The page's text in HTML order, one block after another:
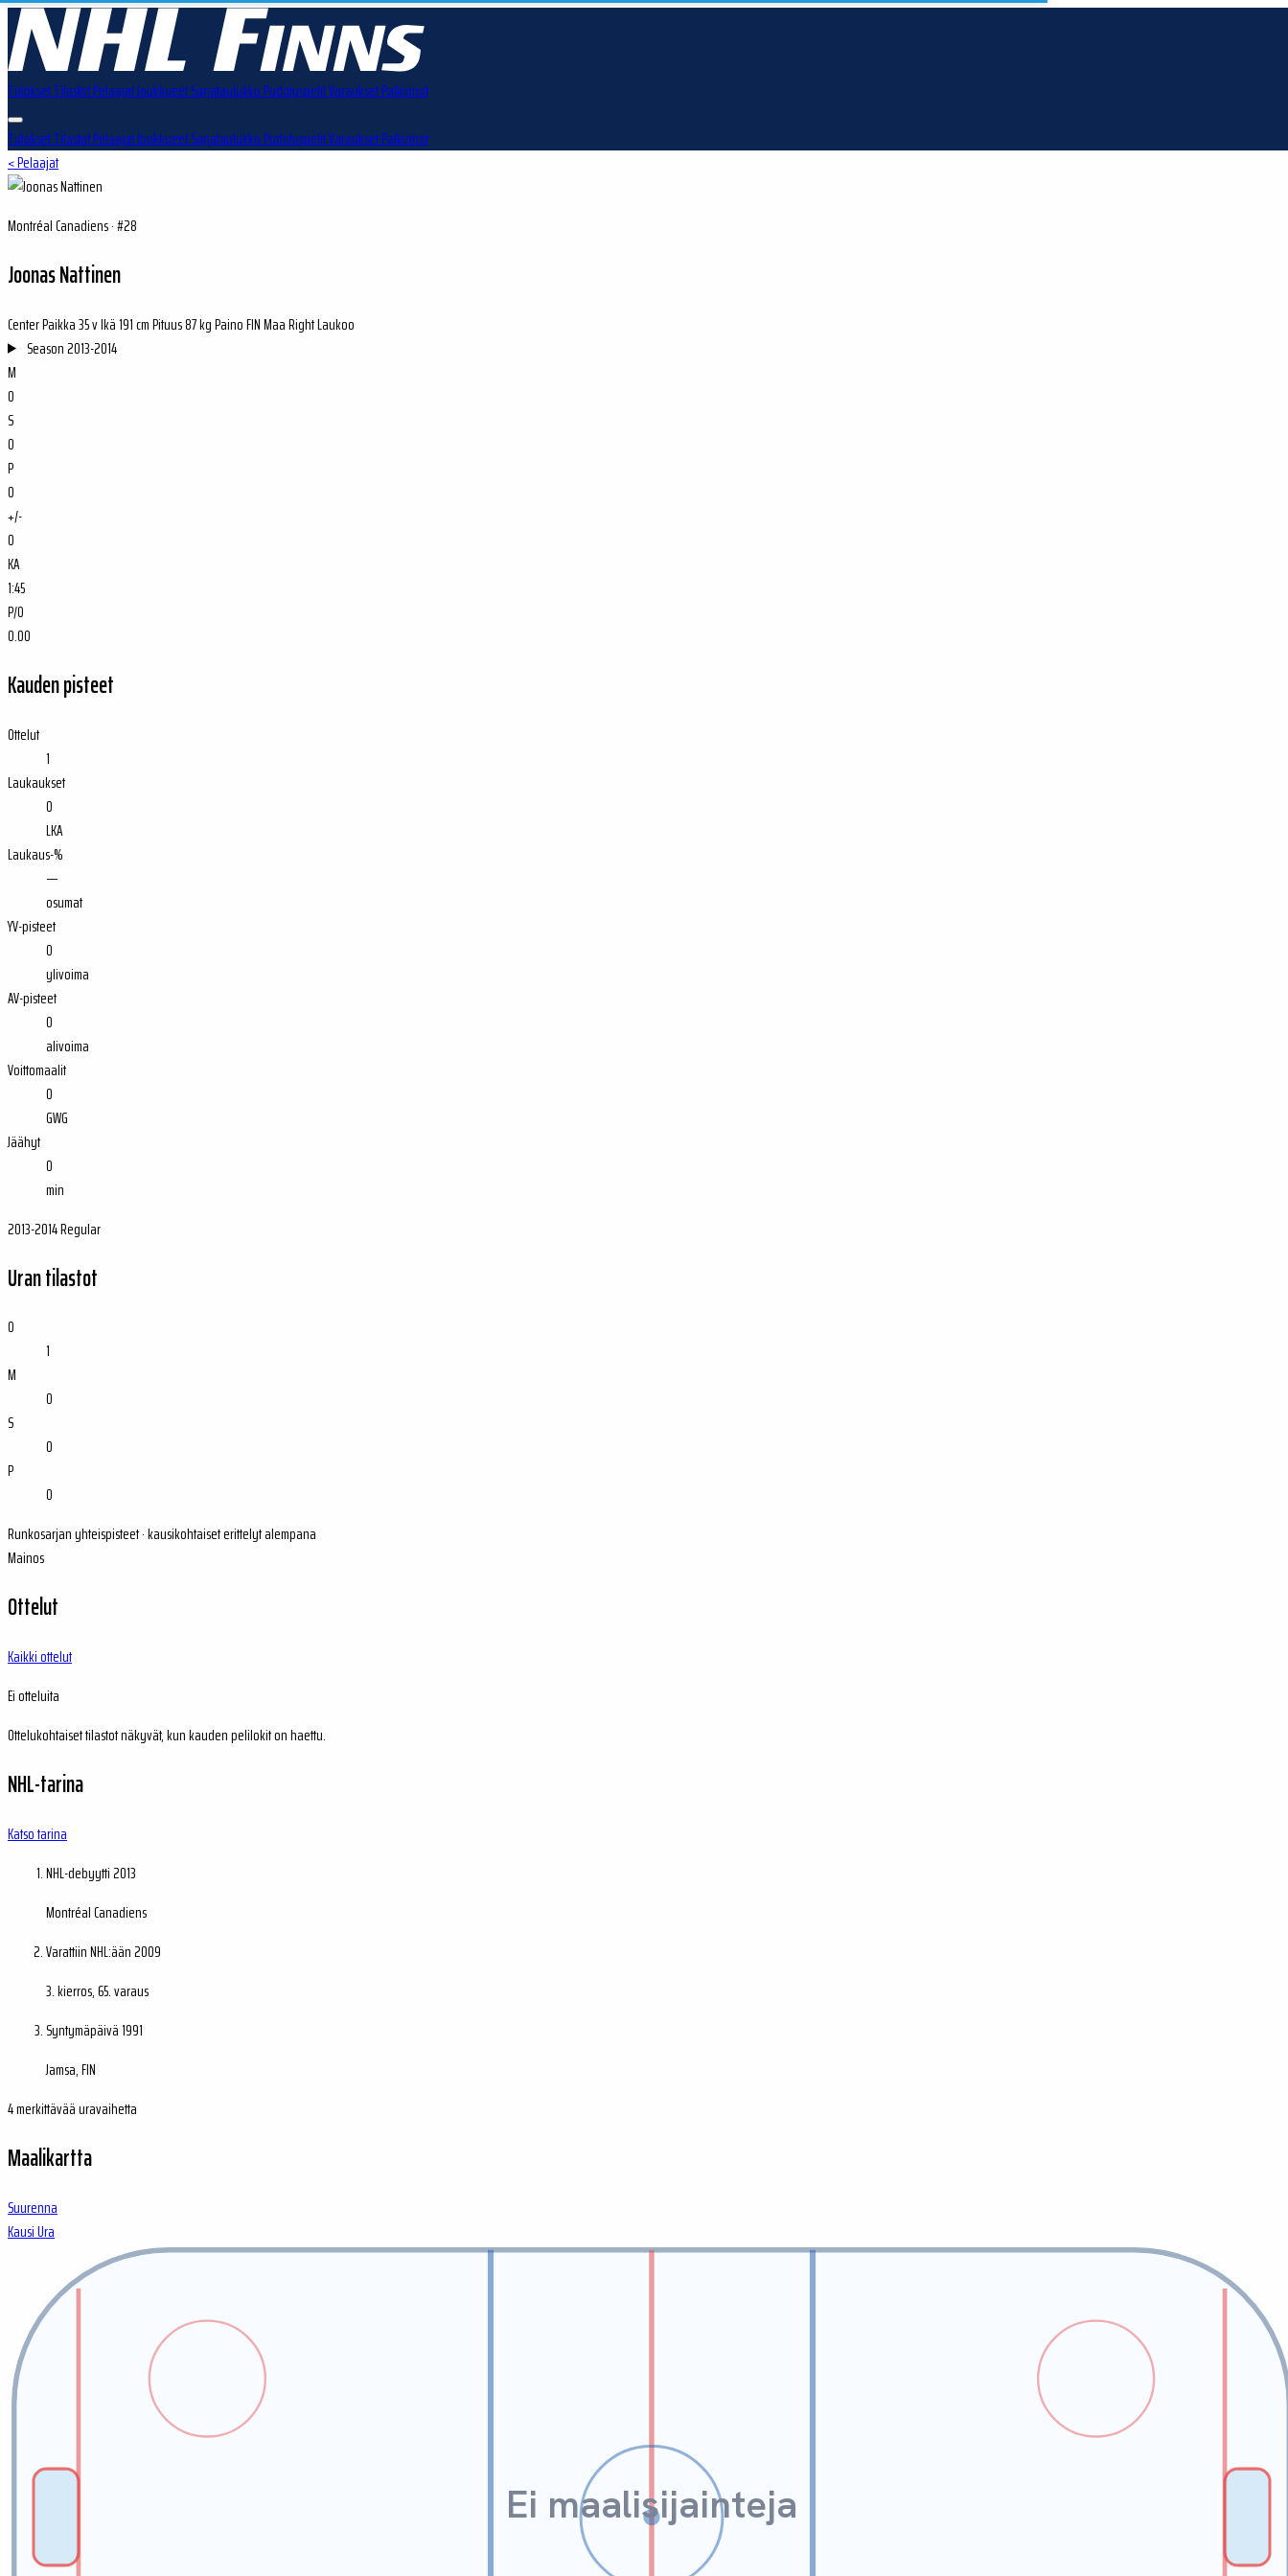
TuloksetTilastotPelaajatJoukkueetSarjataulukkoPudotuspelitVarauksetPalkinnot
TuloksetTilastotPelaajatJoukkueetSarjataulukkoPudotuspelitVarauksetPalkinnot
< Pelaajat
Montréal Canadiens · #28
Joonas Nattinen
CenterPaikka35 vIkä191 cmPituus87 kgPainoFINMaaRightLaukoo
Season2013-2014
M
0
S
0
P
0
+/-
0
KA
1:45
P/O
0.00
Kauden pisteet
Ottelut
1
Laukaukset
0
LKA
Laukaus-%
—
osumat
YV-pisteet
0
ylivoima
AV-pisteet
0
alivoima
Voittomaalit
0
GWG
Jäähyt
0
min
2013-2014 Regular
Uran tilastot
O
1
M
0
S
0
P
0
Runkosarjan yhteispisteet · kausikohtaiset erittelyt alempana
Mainos
Ottelut
Kaikki ottelut
Ei otteluita
Ottelukohtaiset tilastot näkyvät, kun kauden pelilokit on haettu.
NHL-tarina
Katso tarina
NHL-debyytti2013
Montréal Canadiens
Varattiin NHL:ään2009
3. kierros, 65. varaus
Syntymäpäivä1991
Jamsa, FIN
4 merkittävää uravaihetta
Maalikartta
Suurenna
KausiUra
Ei maalisijainteja